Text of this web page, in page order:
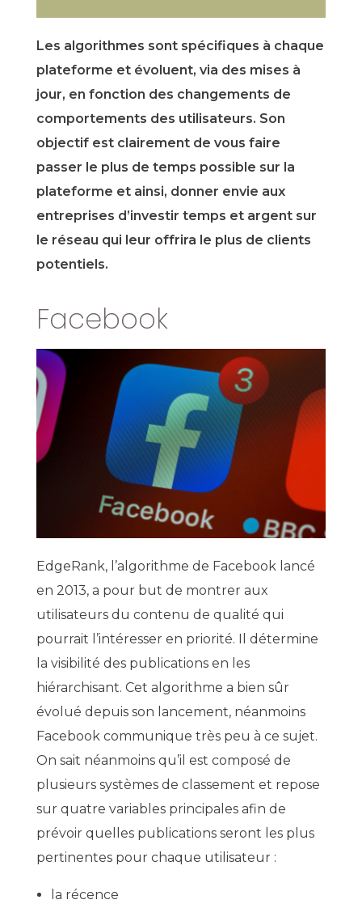
Les algorithmes sont spécifiques à chaque
plateforme et évoluent, via des mises à
jour, en fonction des changements de
comportements des utilisateurs. Son
objectif est clairement de vous faire
passer le plus de temps possible sur la
plateforme et ainsi, donner envie aux
entreprises d’investir temps et argent sur
le réseau qui leur offrira le plus de clients
potentiels.
Facebook
EdgeRank, l’algorithme de Facebook lancé
en 2013, a pour but de montrer aux
utilisateurs du contenu de qualité qui
pourrait l’intéresser en priorité. Il détermine
la visibilité des publications en les
hiérarchisant. Cet algorithme a bien sûr
évolué depuis son lancement, néanmoins
Facebook communique très peu à ce sujet.
On sait néanmoins qu’il est composé de
plusieurs systèmes de classement et repose
sur quatre variables principales afin de
prévoir quelles publications seront les plus
pertinentes pour chaque utilisateur :
la récence